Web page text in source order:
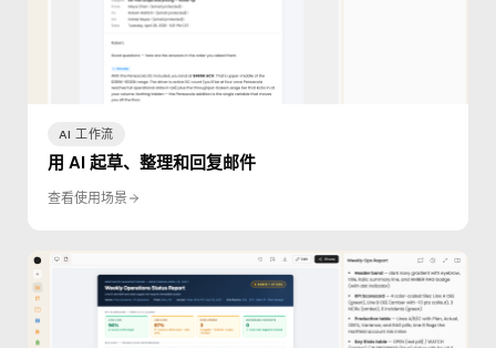
AI 工作流
用 AI 起草、整理和回复邮件
查看使用场景